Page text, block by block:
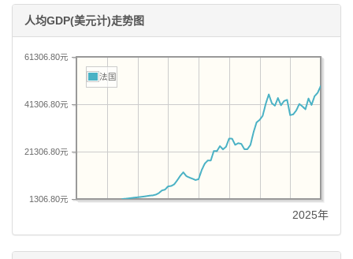
人均GDP(美元计)走势图
1306.80元
21306.80元
41306.80元
61306.80元
法国
2025年